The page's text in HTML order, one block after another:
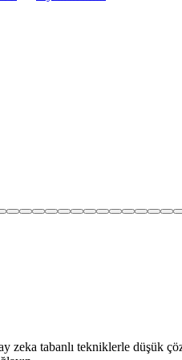
zeka tabanlı tekniklerle düşük